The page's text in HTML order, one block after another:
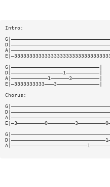
Intro:
G|—————————————————————————————|
D|—————————————————1———————————|
A|————————————1——————3—————————|
E|—3333333333———3——————————————|
Chorus: